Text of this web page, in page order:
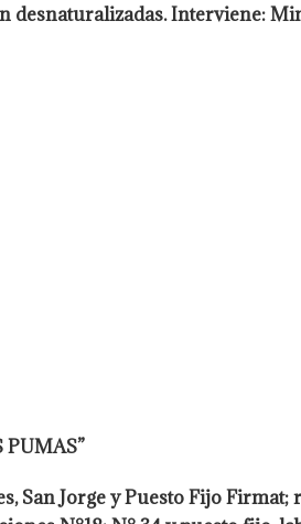
desnaturalizadas. Interviene:
PUMAS”
San Jorge y PuestoFijo Firmat;